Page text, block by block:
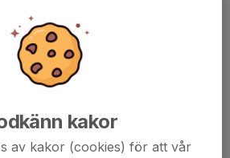
med)
saker i
28 juni
(natten mellan söndag 28 juni och
kakor
av kakor (cookies) för att vår